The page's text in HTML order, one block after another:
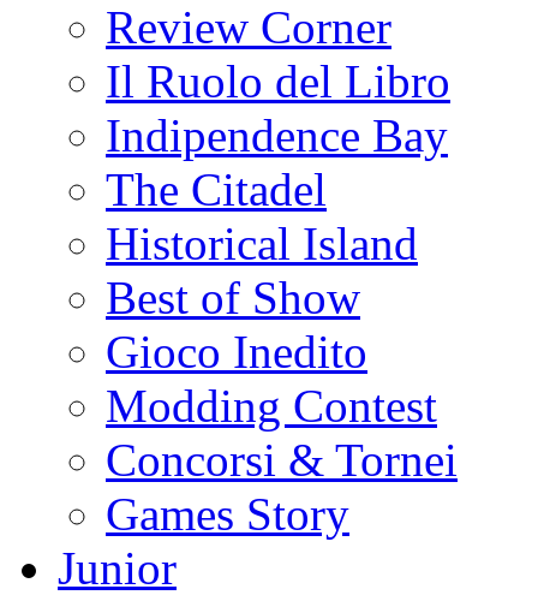
Review Corner
Il Ruolo del Libro
Indipendence Bay
The Citadel
Historical Island
Best of Show
Gioco Inedito
Modding Contest
Concorsi & Tornei
Games Story
Junior